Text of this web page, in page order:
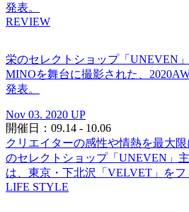
発表。
REVIEW
栄のセレクトショップ「UNEVEN
MINOを舞台に撮影された、
発表。
Nov 03. 2020 UP
開催日：09.14 - 10.06
クリエイターの感性や情熱を最大
のセレクトショップ「UNEVEN」
は、東京・下北沢「VELVET」をフ
LIFE STYLE